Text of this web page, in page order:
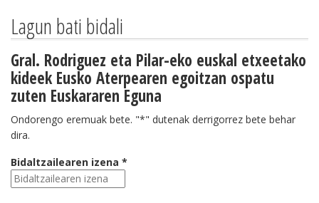
Lagun bati bidali
Gral. Rodriguez eta Pilar-eko euskal etxeetako
kideek Eusko Aterpearen egoitzan ospatu
zuten Euskararen Eguna
Ondorengo eremuak bete. "*" dutenak derrigorrez bete behar
dira.
Bidaltzailearen izena *